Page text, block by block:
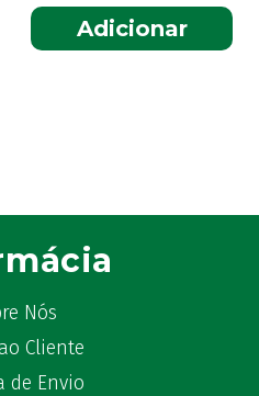
Adicionar
Nós
Cliente
de Envio